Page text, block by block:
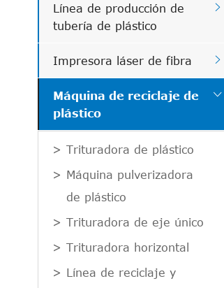
Línea de producción de
tubería de plástico

Impresora láser de fibra 
Máquina de reciclaje de
plástico

Trituradora de plástico
Máquina pulverizadora
de plástico
Trituradora de eje único
Trituradora horizontal
Línea de reciclaje y